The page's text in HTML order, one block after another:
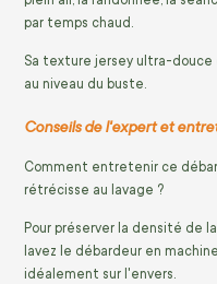
par temps chaud.
Sa texture jersey ultra-
au niveau du buste.
Conseils de l'expert et
Comment entretenir ce
rétrécisse au lavage ?
Pour préserver la densité de
lavez le débardeur en
idéalement sur l'envers.